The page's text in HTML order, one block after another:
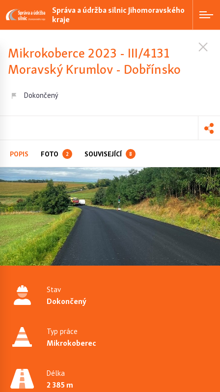
Správa a údržba silnic Jihomoravského
kraje
Mikrokoberce 2023 - III/4131
Moravský Krumlov - Dobřínsko
Dokončený
POPIS FOTO 2 SOUVISEJÍCÍ 8
Stav
Dokončený
Typ práce
Mikrokoberec
Délka
2 385 m